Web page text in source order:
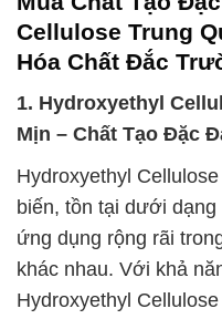
Cellulose Trung
Hóa Chất Đắc
1. Hydroxyethyl
Mịn – Chất Tạo Đặc
Hydroxyethyl
biến, tồn tại dưới
ứng dụng rộng rãi
khác nhau. Với khả
Hydroxyethyl